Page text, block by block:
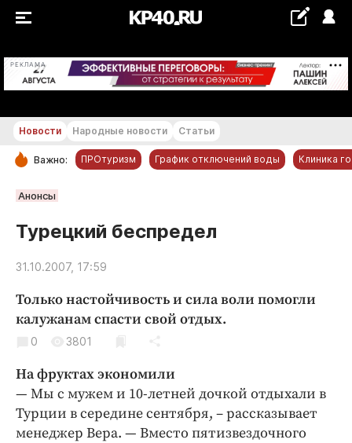
РЕКЛАМА +17...+18 °С
РУБРИКИ
Обнинск
Новости компаний
Статьи
Народные новости
Авто и транспорт
Благоустройство
Культура
Недвижимость и ЖКХ
Образование
Новости Народные новости Статьи
Важно: ПРОтуризм График отключений воды Клиника
Анонсы
Турецкий беспредел
31.10.2007, 17:59
Только настойчивость и сила воли помогли
калужанам спасти свой отдых.
0 3801
На фруктах экономили
— Мы с мужем и 10-летней дочкой отдыхали в
Турции в середине сентября, – рассказывает
менеджер Вера. — Вместо пятизвездочного